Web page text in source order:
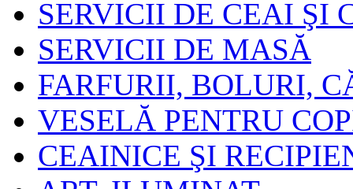
SERVICII DE CEAI ŞI
SERVICII DE MASĂ
FARFURII, BOLURI,
VESELĂ PENTRU
CEAINICE ŞI